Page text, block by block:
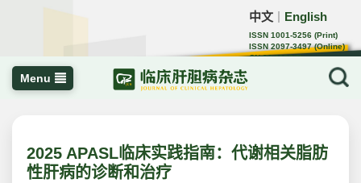
中文 English
ISSN 1001-5256 (Print)
ISSN 2097-3497 (Online)
CN 22-1108/R
Menu
2025 APASL临床实践指南：代谢相关脂肪
性肝病的诊断和治疗